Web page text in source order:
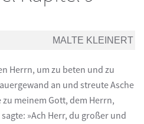
MALTE KLEINERT
Herrn, um zu beten und zu
an und streute Asche
meinem Gott, dem Herrn,
»Ach Herr, du großer und